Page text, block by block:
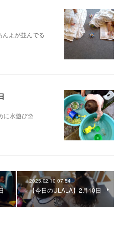
よが並んでる
に水遊び⛱
2025.02.10 07:54
【今日のULALA】2月10日